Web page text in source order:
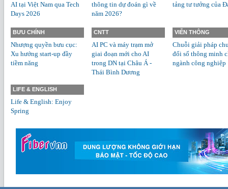
AI tại Việt Nam qua Tech
Days 2026
thông tin dự đoán gì về
năm 2026?
tảng tư tưởng của
BƯU CHÍNH
Nhượng quyền bưu cục:
Xu hướng start-up đầy
tiềm năng
CNTT
AI PC và máy trạm mở
giai đoạn mới cho AI
trong DN tại Châu Á -
Thái Bình Dương
VIỄN THÔNG
Chuỗi giải pháp
đổi số thông minh
ngành công nghiệp
LIFE & ENGLISH
Life & English: Enjoy
Spring